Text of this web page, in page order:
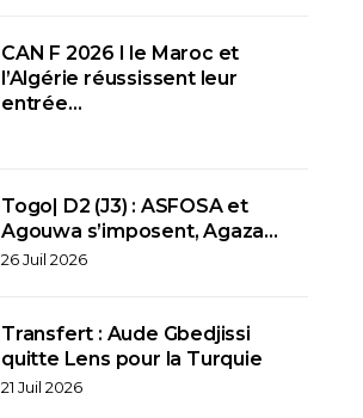
CAN F 2026 I le Maroc et
l’Algérie réussissent leur
entrée…
Togo| D2 (J3) : ASFOSA et
Agouwa s’imposent, Agaza…
26 Juil 2026
Transfert : Aude Gbedjissi
quitte Lens pour la Turquie
21 Juil 2026